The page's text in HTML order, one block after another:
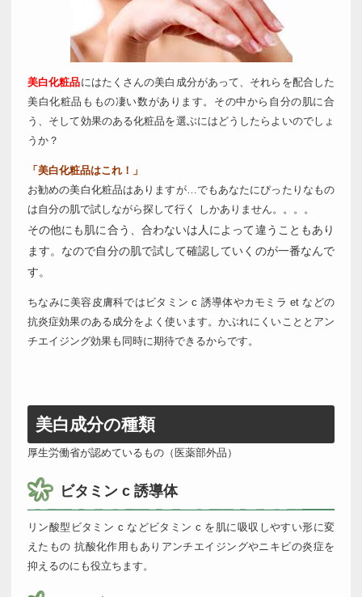
美白化粧品にはたくさんの美白成分があって、それらを配合した
美白化粧品ももの凄い数があります。その中から自分の肌に合
う、そして効果のある化粧品を選ぶにはどうしたらよいのでしょ
うか？
「美白化粧品はこれ！」
お勧めの美白化粧品はありますが…でもあなたにぴったりなもの
は自分の肌で試しながら探して行く しかありません。。。。
その他にも肌に合う、合わないは人によって違うこともあり
ます。なので自分の肌で試して確認していくのが一番なんで
す。
ちなみに美容皮膚科ではビタミン c 誘導体やカモミラ et などの
抗炎症効果のある成分をよく使います。かぶれにくいこととアン
チエイジング効果も同時に期待できるからです。
美白成分の種類
厚生労働省が認めているもの（医薬部外品）
ビタミン c 誘導体
リン酸型ビタミン c などビタミン c を肌に吸収しやすい形に変
えたもの 抗酸化作用もありアンチエイジングやニキビの炎症を
抑えるのにも役立ちます。